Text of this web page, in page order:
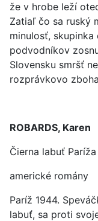
že v hrobe leží
Zatiaľ čo sa ruský
minulosť,
podvodníkov
Slovensku smršť
rozprávkovo
ROBARDS, Karen
Čierna labuť
americké romány
Paríž 1944.
labuť, sa proti